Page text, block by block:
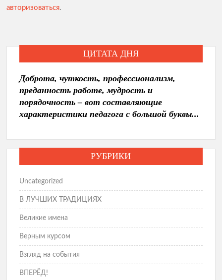
авторизоваться.
ЦИТАТА ДНЯ
Доброта, чуткость, профессионализм,
преданность работе, мудрость и
порядочность – вот составляющие
характеристики педагога с большой буквы...
РУБРИКИ
Uncategorized
В ЛУЧШИХ ТРАДИЦИЯХ
Великие имена
Верным курсом
Взгляд на события
ВПЕРЁД!